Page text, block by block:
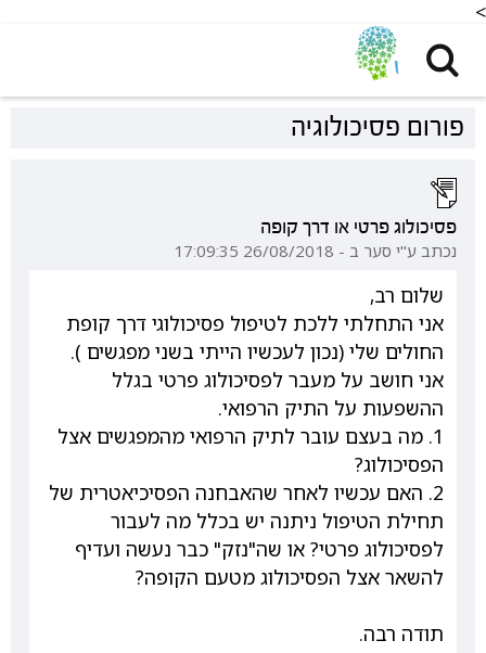
<
פורום פסיכולוגיה
פסיכולוג פרטי או דרך קופה
נכתב ע"י סער ב - 26/08/2018 17:09:35
שלום רב,
אני התחלתי ללכת לטיפול פסיכולוגי דרך קופת
החולים שלי (נכון לעכשיו הייתי בשני מפגשים ).
אני חושב על מעבר לפסיכולוג פרטי בגלל
ההשפעות על התיק הרפואי.
1. מה בעצם עובר לתיק הרפואי מהמפגשים אצל
הפסיכולוג?
2. האם עכשיו לאחר שהאבחנה הפסיכיאטרית של
תחילת הטיפול ניתנה יש בכלל מה לעבור
לפסיכולוג פרטי? או שה"נזק" כבר נעשה ועדיף
להשאר אצל הפסיכולוג מטעם הקופה?
תודה רבה.